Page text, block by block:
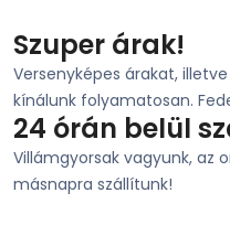
Szuper árak!
Versenyképes árakat,
kínálunk folyamatosan.
24 órán belül
Villámgyorsak vagyunk, az
másnapra szállítunk!